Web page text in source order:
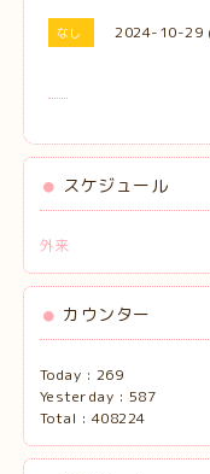
なし 2024-10-29
スケジュール
外来
カウンター
Today : 269
Yesterday : 587
Total : 408224